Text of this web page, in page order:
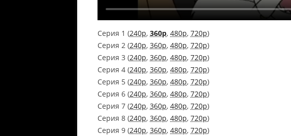
Серия 1 (240p, 360p, 480p, 720p)
Серия 2 (240p, 360p, 480p, 720p)
Серия 3 (240p, 360p, 480p, 720p)
Серия 4 (240p, 360p, 480p, 720p)
Серия 5 (240p, 360p, 480p, 720p)
Серия 6 (240p, 360p, 480p, 720p)
Серия 7 (240p, 360p, 480p, 720p)
Серия 8 (240p, 360p, 480p, 720p)
Серия 9 (240p, 360p, 480p, 720p)